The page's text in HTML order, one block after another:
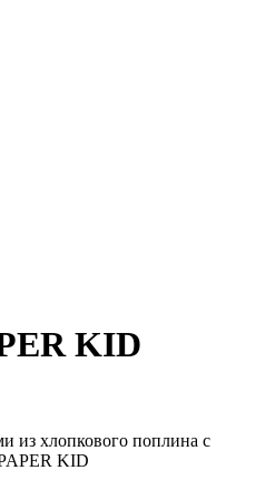
KID
из хлопкового поплина с
KID